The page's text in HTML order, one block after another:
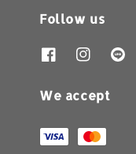
Follow us
We accept